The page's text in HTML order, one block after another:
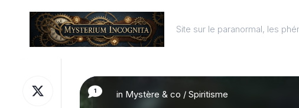
Site sur le paranormal, les
1 in Mystère & co / Spiritisme